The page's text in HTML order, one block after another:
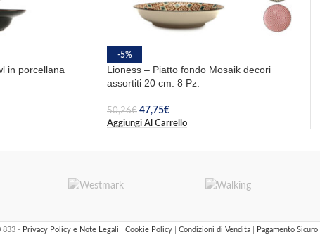
in porcellana
-5%
Lioness – Piatto fondo Mosaik decori
assortiti 20 cm. 8 Pz.
50,26€ 47,75€
Aggiungi Al Carrello
833 - Privacy Policy e Note Legali Cookie Policy Condizioni di Vendita Pagamento Sicuro